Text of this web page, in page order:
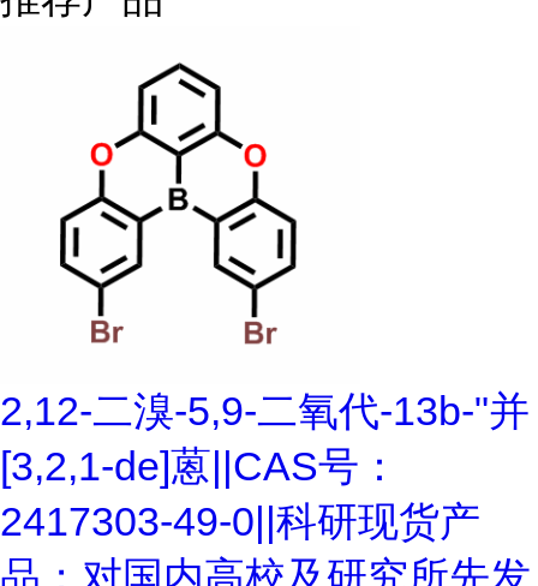
2,12-二溴-5,9-二氧代-13b-"并
[3,2,1-de]蒽||CAS号：
2417303-49-0||科研现货产
品；对国内高校及研究所先发